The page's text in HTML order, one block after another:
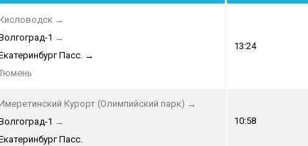
Кисловодск →
1 →
Пасс. →
13:24
Имеретинский Курорт (Олимпийский парк) →
1 →
Пасс.
10:58